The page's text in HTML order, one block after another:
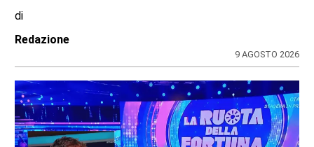
di
Redazione
9 AGOSTO 2026